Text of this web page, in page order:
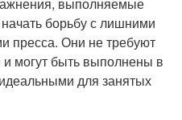
борьбу с лишними
Они не требуют
могут быть выполнены в
для занятых